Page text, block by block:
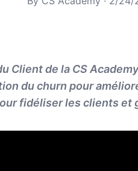
Client de la CS
du churn pour
fidéliser les clients et